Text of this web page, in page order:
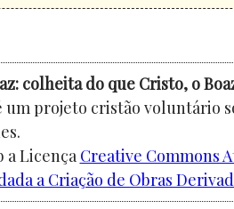
colheita do que Cristo, o
um projeto cristão voluntário
a Licença Creative Commons
a Criação de Obras